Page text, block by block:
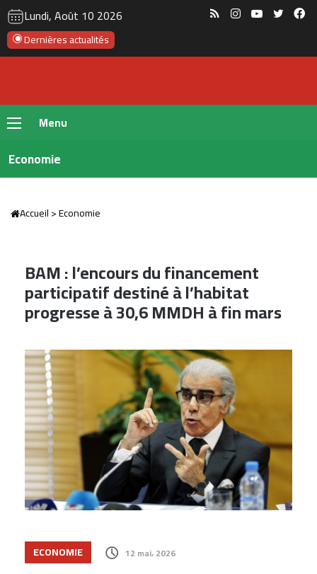
Lundi, Août 10 2026 RSS InstagramYouTube
Dernières actualités
Menu
Economie
Accueil>Economie
BAM : l’encours du financement
participatif destiné à l’habitat
progresse à 30,6 MMDH à fin mars
ECONOMIE 12 mai، 2026